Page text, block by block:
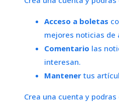
Acceso a boletas
mejores noticias de
Comentario las
interesan.
Mantener tus
Crea una cuenta y podras